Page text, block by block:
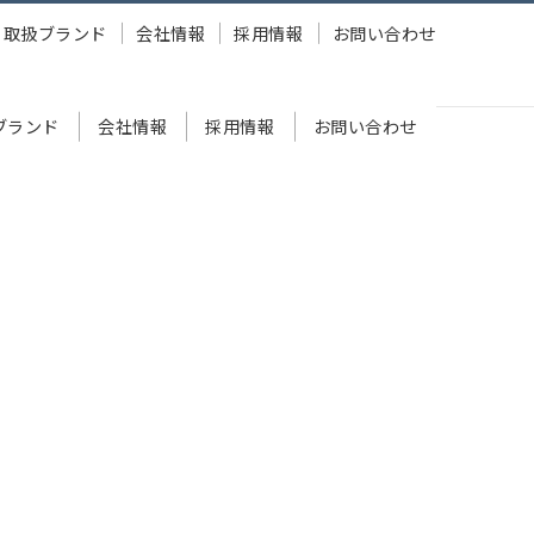
ランド 会社情報 採用情報 お問い合わせ
取扱ブランド 会社情報 採用情報 お問い合わせ